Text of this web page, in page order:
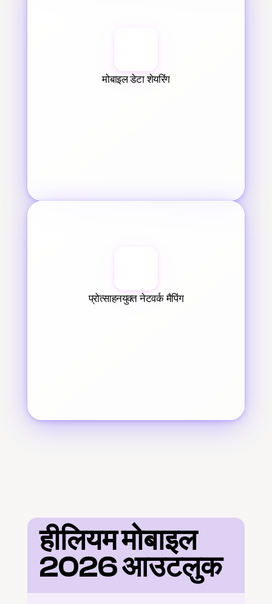
मोबाइल डेटा शेयरिंग
प्रोत्साहनयुक्त नेटवर्क मैपिंग
हीलियम मोबाइल
2026 आउटलुक